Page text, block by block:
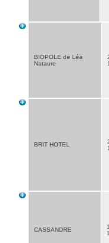
BIOPOLE de Léa
Nataure
BRIT HOTEL
CASSANDRE